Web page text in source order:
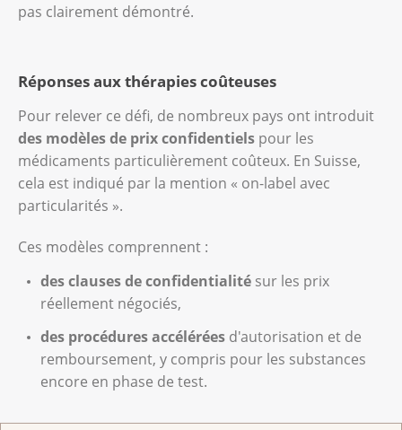
pas clairement démontré.
Réponses aux thérapies coûteuses
Pour relever ce défi, de nombreux pays ont introduit
des modèles de prix confidentiels pour les
médicaments particulièrement coûteux. En Suisse,
cela est indiqué par la mention « on-label avec
particularités ».
Ces modèles comprennent :
des clauses de confidentialité sur les prix
réellement négociés,
des procédures accélérées d'autorisation et de
remboursement, y compris pour les substances
encore en phase de test.